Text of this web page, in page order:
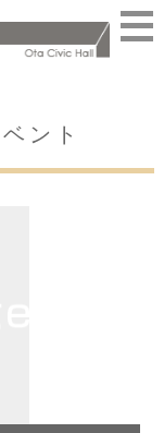
ント